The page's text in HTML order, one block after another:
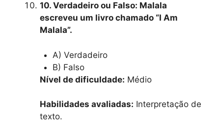
10. Verdadeiro ou Falso: Malala
escreveu um livro chamado “I Am
Malala”.
A) Verdadeiro
B) Falso
Nível de dificuldade: Médio
Habilidades avaliadas: Interpretação de
texto.